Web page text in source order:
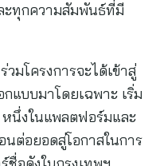
ทุกความสัมพันธ์ที่มี
มโครงการจะได้เข้าสู่
บบมาโดยเฉพาะ เริ่ม
นึ่งในแพลตฟอร์มและ
ต่อยอดสู่โอกาสในการ